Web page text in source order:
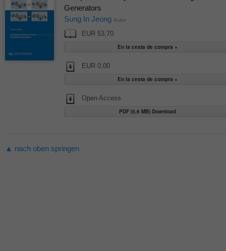
Generators
Sung In Jeong Autor
EUR 53,70
EUR 0,00
Open Access
PDF (5,6 MB) Download
▲ nach oben springen